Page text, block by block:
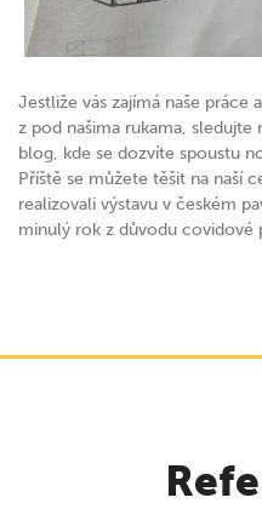
Jestliže vás zajímá naše práce
z pod našima rukama, sledujte
blog, kde se dozvíte spoustu
Příště se můžete těšit na naší
realizovali výstavu v českém
minulý rok z důvodu covidové